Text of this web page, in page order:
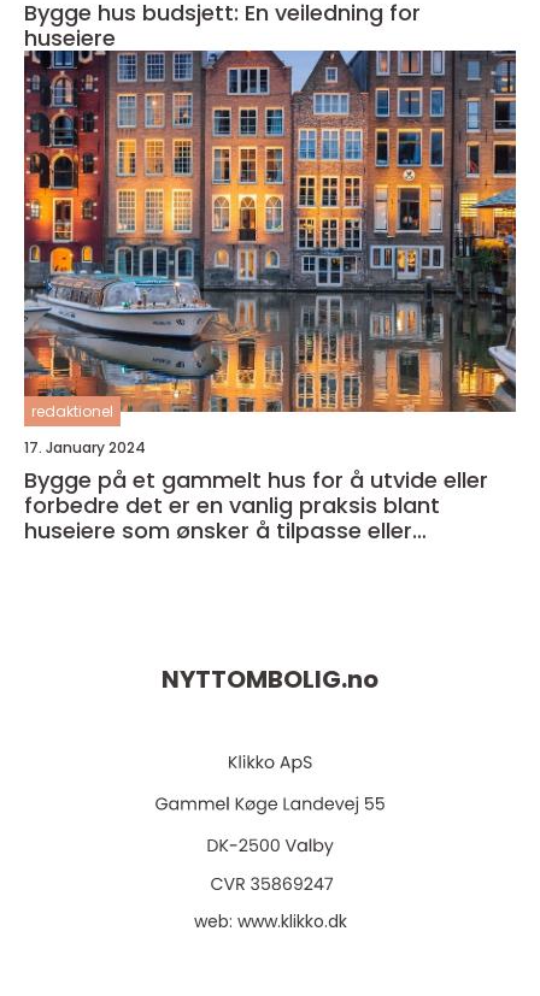
Bygge hus budsjett: En veiledning for
huseiere
redaktionel
17. January 2024
Bygge på et gammelt hus for å utvide eller
forbedre det er en vanlig praksis blant
huseiere som ønsker å tilpasse eller
NYTTOMBOLIG.no
web: www.klikko.dk